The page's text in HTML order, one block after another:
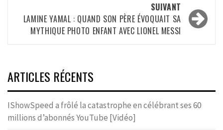
SUIVANT
LAMINE YAMAL : QUAND SON PÈRE ÉVOQUAIT SA
MYTHIQUE PHOTO ENFANT AVEC LIONEL MESSI
ARTICLES RÉCENTS
IShowSpeed a frôlé la catastrophe en célébrant ses 60
millions d’abonnés YouTube [Vidéo]